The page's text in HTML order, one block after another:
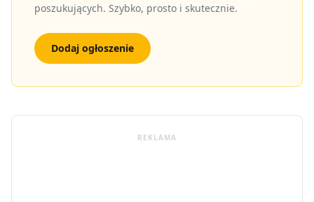
poszukujących. Szybko, prosto i skutecznie.
Dodaj ogłoszenie
REKLAMA